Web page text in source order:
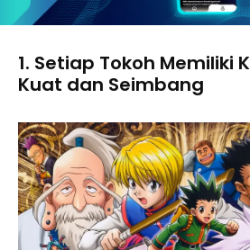
1. Setiap Tokoh Memiliki
Kuat dan Seimbang